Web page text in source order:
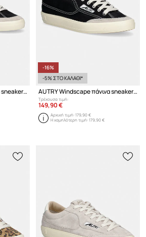
AUTRY Windscape πάνινα sneakers Ανδρικά
-16%
-5% ΣΤΟ ΚΑΛΑΘΙ*
AUTRY Windscape πάνινα sneakers γυναικεία χαμηλά
Τρέχουσα τιμή:
149,90 €
Αρχική τιμή:179,90 €
Η χαμηλότερη τιμή:179,90 €